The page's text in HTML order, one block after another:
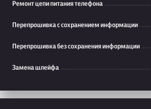
Ремонт цепи питания телефона
Перепрошивка с сохранением информации
Перепрошивка без сохранения информации
Замена шлейфа